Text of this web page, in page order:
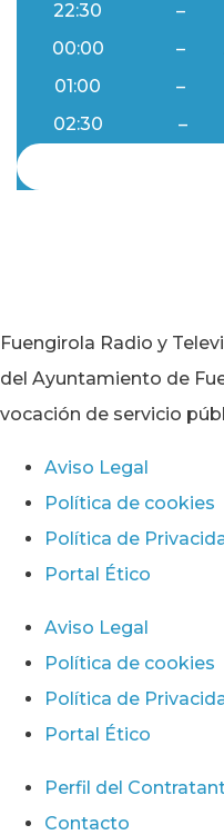
22:30 –
00:00
–
01:00
–
02:30
–
Fuengirola Radio y
del Ayuntamiento de
vocación de servicio
Aviso Legal
Política de cookies
Política de
Portal Ético
Aviso Legal
Política de cookies
Política de
Portal Ético
Perfil del
Contacto